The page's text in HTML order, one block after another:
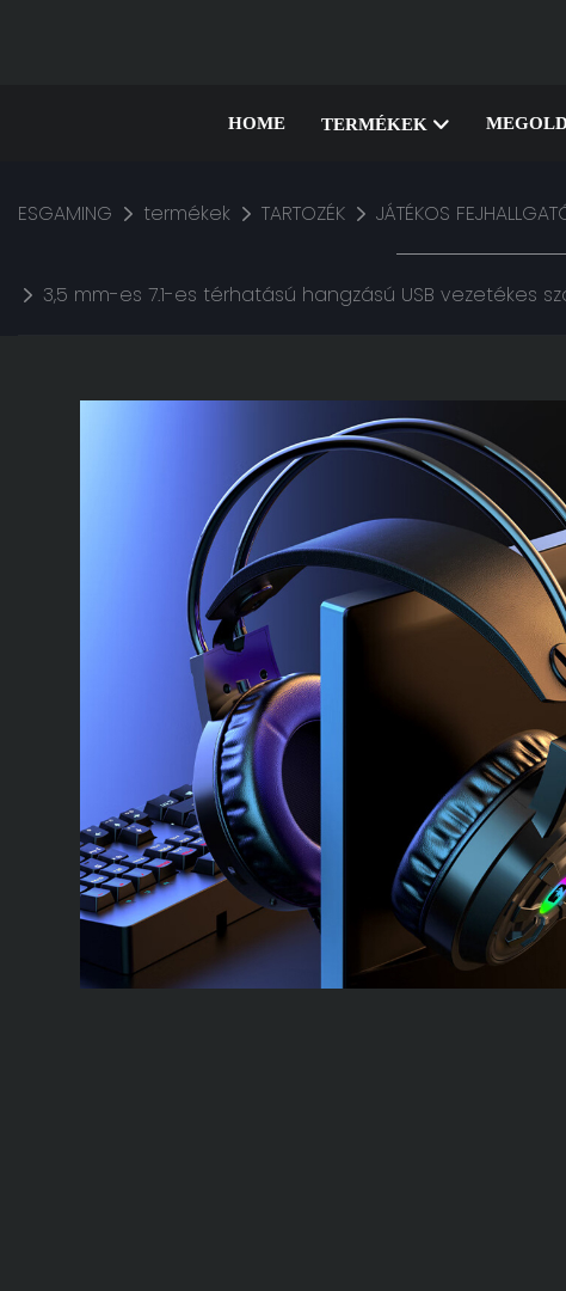
HOME TERMÉKEK
ESGAMING termékek TARTOZÉK JÁTÉKOS
3,5 mm-es 7.1-es térhatású hangzású USB vezetékes